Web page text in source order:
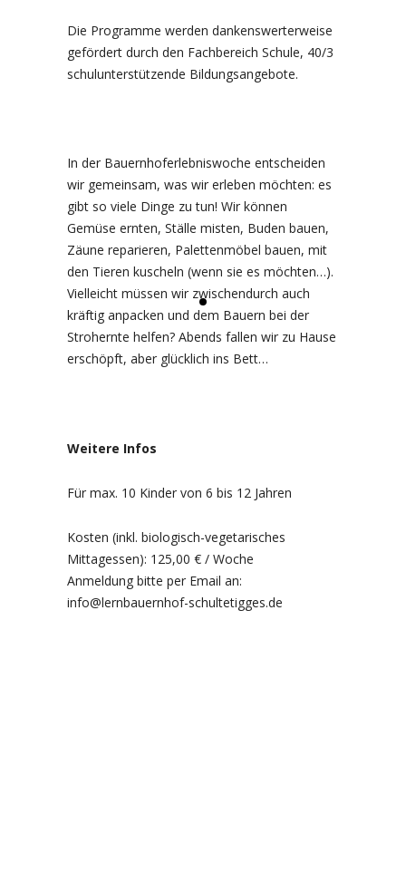
Die Programme werden dankenswerterweise
gefördert durch den Fachbereich Schule, 40/3
schulunterstützende Bildungsangebote.
In der Bauernhoferlebniswoche entscheiden
wir gemeinsam, was wir erleben möchten: es
gibt so viele Dinge zu tun! Wir können
Gemüse ernten, Ställe misten, Buden bauen,
Zäune reparieren, Palettenmöbel bauen, mit
den Tieren kuscheln (wenn sie es möchten…).
Vielleicht müssen wir zwischendurch auch
kräftig anpacken und dem Bauern bei der
Strohernte helfen? Abends fallen wir zu Hause
erschöpft, aber glücklich ins Bett…
Weitere Infos
Für max. 10 Kinder von 6 bis 12 Jahren
Kosten (inkl. biologisch-vegetarisches
Mittagessen): 125,00 € / Woche
Anmeldung bitte per Email an:
info@lernbauernhof-schultetigges.de